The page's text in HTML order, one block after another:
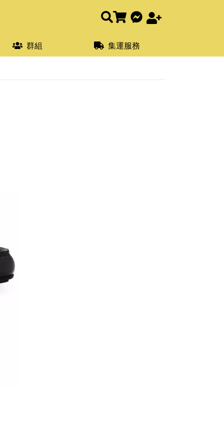
群組 集運服務